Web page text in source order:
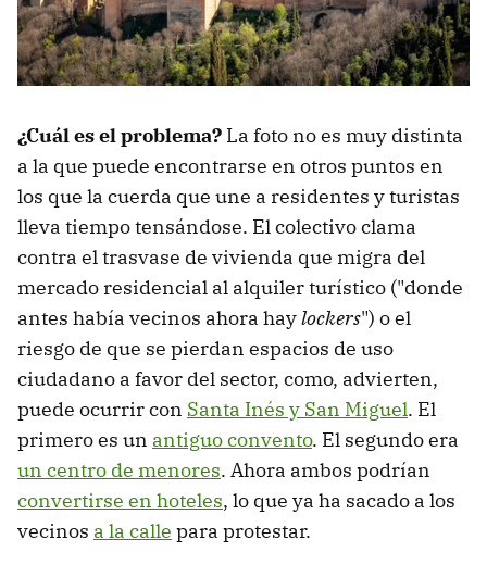
¿Cuál es el problema? La foto no es muy distinta
a la que puede encontrarse en otros puntos en
los que la cuerda que une a residentes y turistas
lleva tiempo tensándose. El colectivo clama
contra el trasvase de vivienda que migra del
mercado residencial al alquiler turístico ("donde
antes había vecinos ahora haylockers") o el
riesgo de que se pierdan espacios de uso
ciudadano a favor del sector, como, advierten,
puede ocurrir con Santa Inés y San Miguel. El
primero es un antiguo convento. El segundo era
un centro de menores. Ahora ambos podrían
convertirse en hoteles, lo que ya ha sacado a los
vecinos a la calle para protestar.